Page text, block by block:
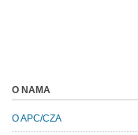
O NAMA
O APC/CZA